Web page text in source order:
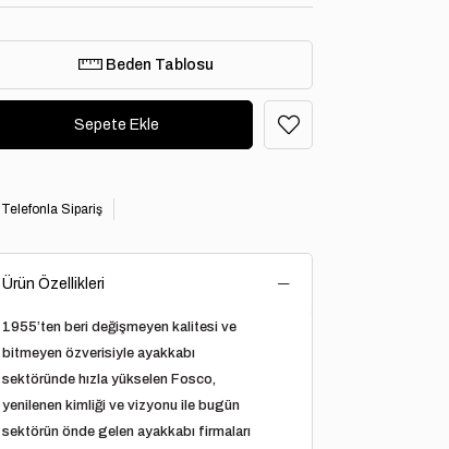
Beden Tablosu
Telefonla Sipariş
Ürün Özellikleri
1955’ten beri değişmeyen kalitesi ve
bitmeyen özverisiyle ayakkabı
sektöründe hızla yükselen Fosco,
yenilenen kimliği ve vizyonu ile bugün
sektörün önde gelen ayakkabı firmaları